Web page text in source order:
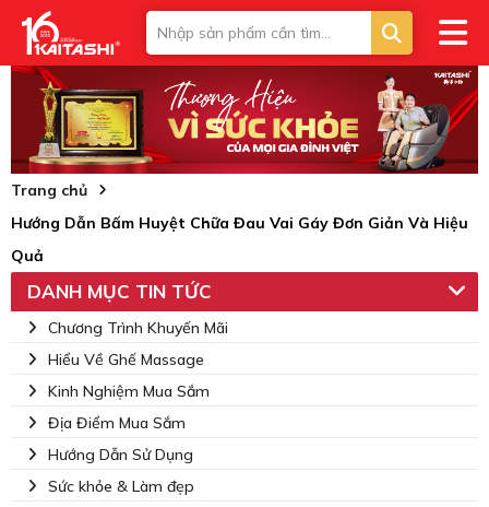
Trang chủ
Hướng Dẫn Bấm Huyệt Chữa Đau Vai Gáy Đơn Giản Và Hiệu
Quả
DANH MỤC TIN TỨC
Chương Trình Khuyến Mãi
Hiểu Về Ghế Massage
Kinh Nghiệm Mua Sắm
Địa Điểm Mua Sắm
Hướng Dẫn Sử Dụng
Sức khỏe & Làm đẹp